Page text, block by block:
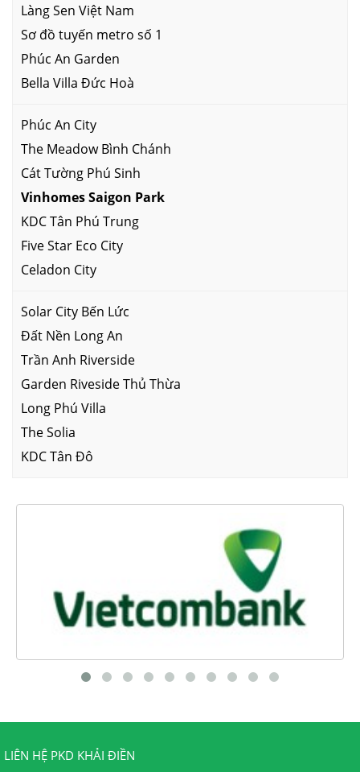
Làng Sen Việt Nam
Sơ đồ tuyến metro số 1
Phúc An Garden
Bella Villa Đức Hoà
Phúc An City
The Meadow Bình Chánh
Cát Tường Phú Sinh
Vinhomes Saigon Park
KDC Tân Phú Trung
Five Star Eco City
Celadon City
Solar City Bến Lức
Đất Nền Long An
Trần Anh Riverside
Garden Riveside Thủ Thừa
Long Phú Villa
The Solia
KDC Tân Đô
LIÊN HỆ PKD KHẢI ĐIỀN